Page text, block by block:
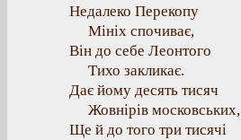
Недалеко Перекопу
Мініх спочиває,
Він до себе Леонтого
Тихо закликає.
Дає йому десять тисяч
Жовнірів московських,
Ще й до того три тисячі